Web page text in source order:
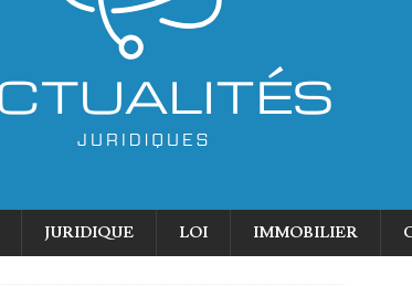
JURIDIQUE LOI IMMOBILIER